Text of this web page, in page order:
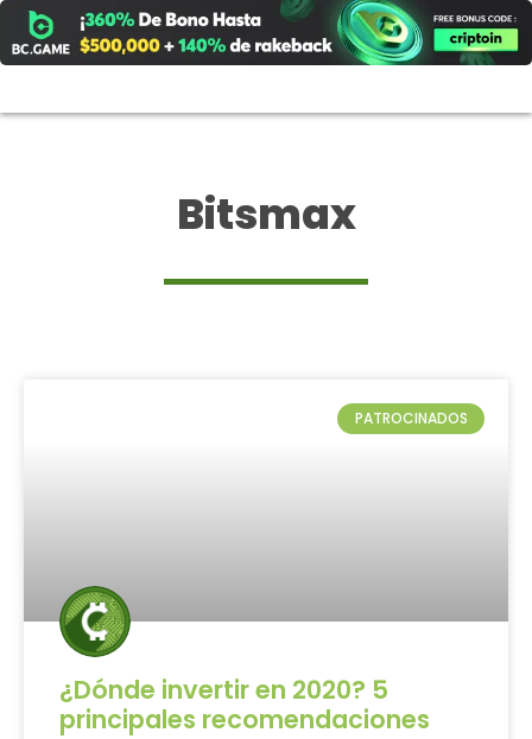
al
contenido
Bitsmax
PATROCINADOS
¿Dónde invertir en 2020? 5
principales recomendaciones